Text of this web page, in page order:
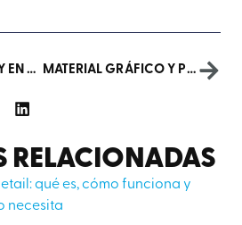
¿QUÉ ES UN FLYER Y EN QUÉ PUEDE AYUDARTE? MATERIAL GRÁFICO Y PLV PARA PROMOCIONAR REBAJAS
RELACIONADAS